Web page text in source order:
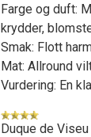
Farge og duft:
krydder,
Smak: Flott
Mat: Allround
Vurdering: En
Duque de